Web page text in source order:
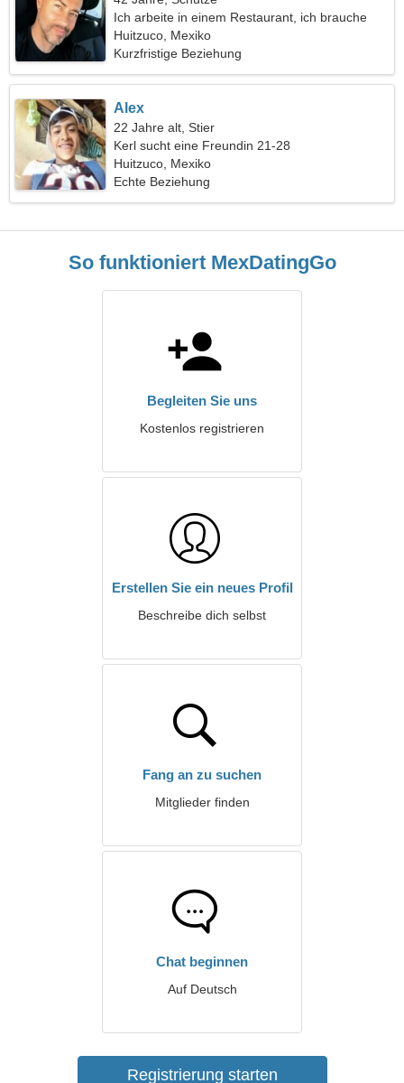
Ich arbeite in einem Restaurant, ich brauche
eine freundliche Frau
Huitzuco, Mexiko
Kurzfristige Beziehung
Alex
22 Jahre alt, Stier
Kerl sucht eine Freundin 21-28
Huitzuco, Mexiko
Echte Beziehung
So funktioniert MexDatingGo
Begleiten Sie uns
Kostenlos registrieren
Erstellen Sie ein neues Profil
Beschreibe dich selbst
Fang an zu suchen
Mitglieder finden
Chat beginnen
Auf Deutsch
Registrierung starten